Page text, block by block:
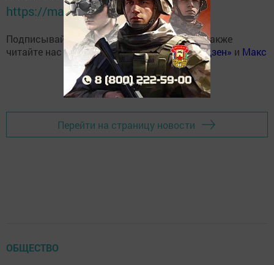
https://max.ru/tatmedia
Подписывайтесь на нашTelegram-канал, а также
читайте насВконтакте,Одноклассниках,«Дзен» и Макс
Перейти на страницу новости
ОБЩЕСТВО